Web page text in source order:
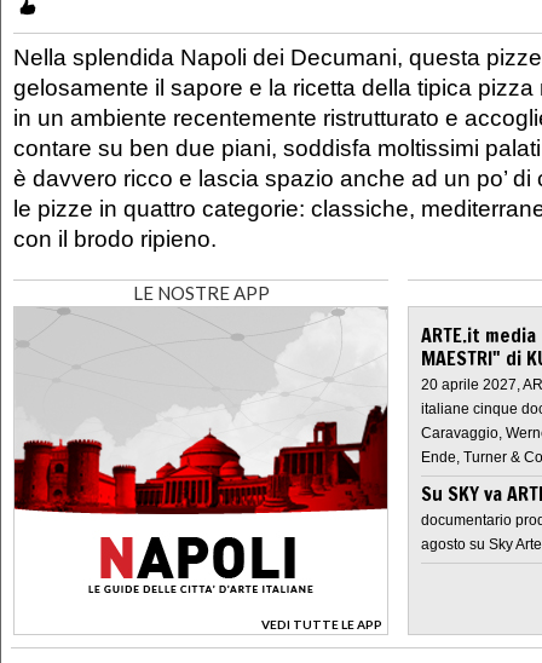
Nella splendida Napoli dei Decumani, questa
gelosamente il sapore e la ricetta della tipica
in un ambiente recentemente ristrutturato e
contare su ben due piani, soddisfa moltissimi
è davvero ricco e lascia spazio anche ad un po’
le pizze in quattro categorie: classiche,
con il brodo ripieno.
LE NOSTRE APP
VEDI TUTTE LE APP
>
ARTE.it
MAESTRI" di
20 aprile 2027,
italiane cinque
Caravaggio,
Ende, Turner &
Su SKY va
documentario
agosto su Sky Arte